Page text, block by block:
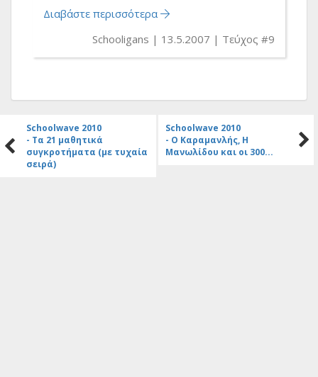
Διαβάστε περισσότερα
Schooligans
13.5.2007 Τεύχος #9
Schoolwave 2010
- Τα 21 μαθητικά
συγκροτήματα (με τυχαία
σειρά)
Schoolwave 2010
- Ο Καραμανλής, Η
Μανωλίδου και οι 300...